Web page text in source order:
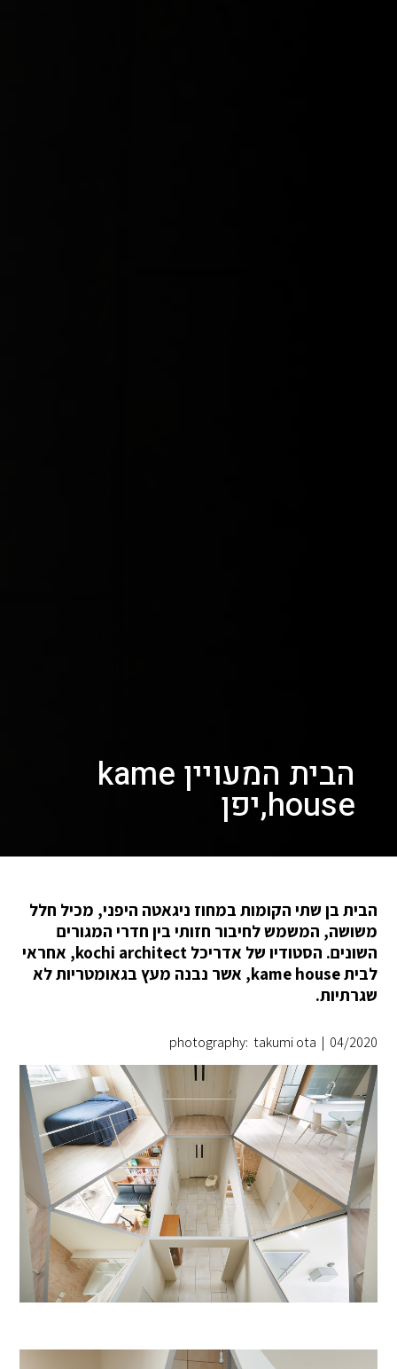
הבית המעויין kame
house,יפן
הבית בן שתי הקומות במחוז ניגאטה היפני, מכיל חלל
משושה, המשמש לחיבור חזותי בין חדרי המגורים
השונים. הסטודיו של אדריכל kochi architect, אחראי
לבית kame house, אשר נבנה מעץ בגאומטריות לא
שגרתיות.
04/2020
|
photography: takumi ota